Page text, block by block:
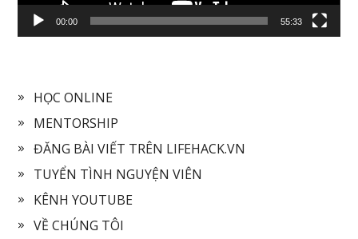
00:00 55:33
HỌC ONLINE
MENTORSHIP
ĐĂNG BÀI VIẾT TRÊN LIFEHACK.VN
TUYỂN TÌNH NGUYỆN VIÊN
KÊNH YOUTUBE
VỀ CHÚNG TÔI